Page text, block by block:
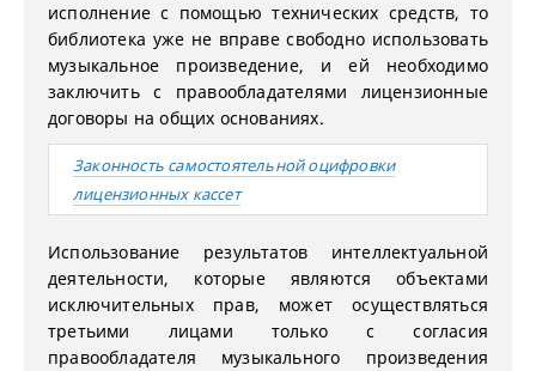
исполнение с помощью технических средств, то
библиотека уже не вправе свободно использовать
музыкальное произведение, и ей необходимо
заключить с правообладателями лицензионные
договоры на общих основаниях.
Законность самостоятельной оцифровки
лицензионных кассет
Использование результатов интеллектуальной
деятельности, которые являются объектами
исключительных прав, может осуществляться
третьими лицами только с согласия
правообладателя музыкального произведения